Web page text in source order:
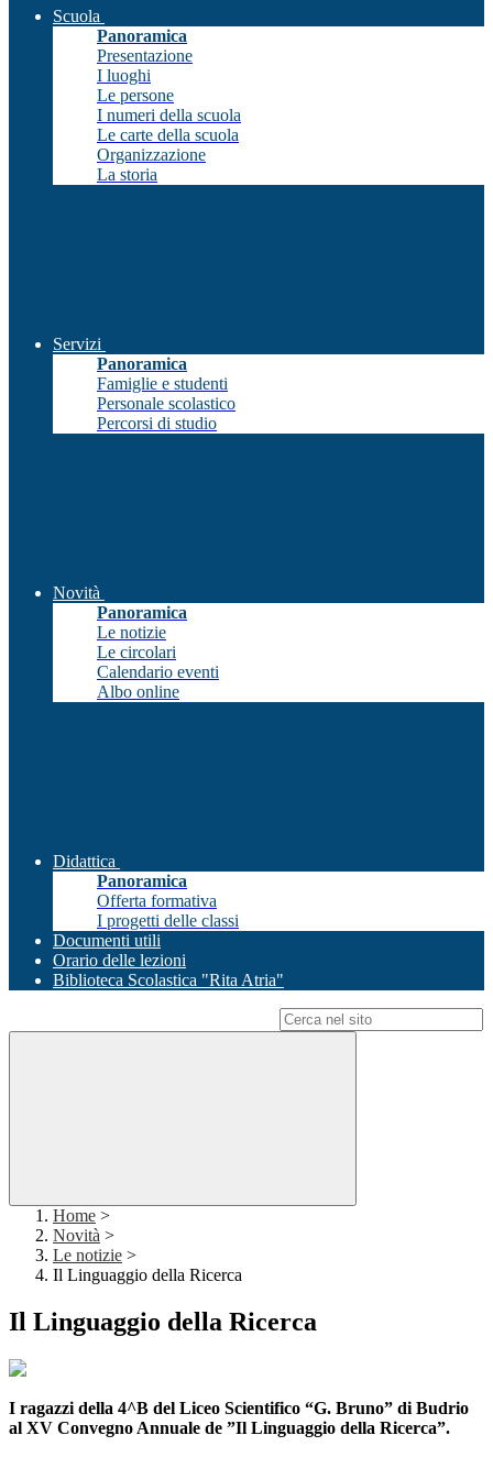
Scuola
Panoramica
Presentazione
I luoghi
Le persone
I numeri della scuola
Le carte della scuola
Organizzazione
La storia
Servizi
Panoramica
Famiglie e studenti
Personale scolastico
Percorsi di studio
Novità
Panoramica
Le notizie
Le circolari
Calendario eventi
Albo online
Didattica
Panoramica
Offerta formativa
I progetti delle classi
Documenti utili
Orario delle lezioni
Biblioteca Scolastica "Rita Atria"
Home >
Novità >
Le notizie >
Il Linguaggio della Ricerca
Il Linguaggio della Ricerca
I ragazzi della 4^B del Liceo Scientifico “G. Bruno” di Budrio
al XV Convegno Annuale de ”Il Linguaggio della Ricerca”.